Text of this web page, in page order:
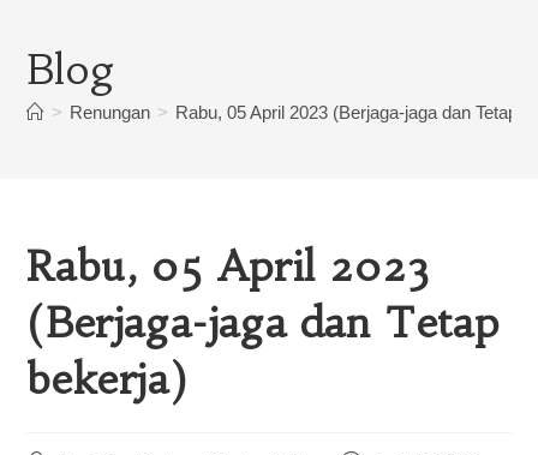
Blog
> Renungan > Rabu, 05 April 2023 (Berjaga-jaga dan Tetap
Rabu, 05 April 2023
(Berjaga-jaga dan Tetap
bekerja)